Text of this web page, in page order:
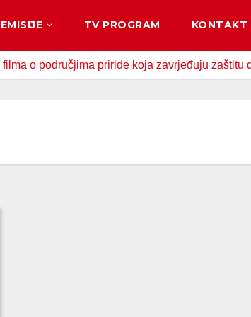
EMISIJE TV PROGRAM KONTAKT
priride koja zavrjeđuju zaštitu države